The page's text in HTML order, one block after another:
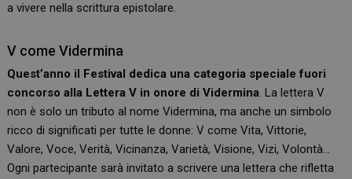
a vivere nella scrittura epistolare.
V come Vidermina
Quest’anno il Festival dedica una categoria speciale fuori
concorso alla Lettera V in onore di Vidermina. La lettera V
non è solo un tributo al nome Vidermina, ma anche un simbolo
ricco di significati per tutte le donne: V come Vita, Vittorie,
Valore, Voce, Verità, Vicinanza, Varietà, Visione, Vizi, Volontà…
Ogni partecipante sarà invitato a scrivere una lettera che rifletta